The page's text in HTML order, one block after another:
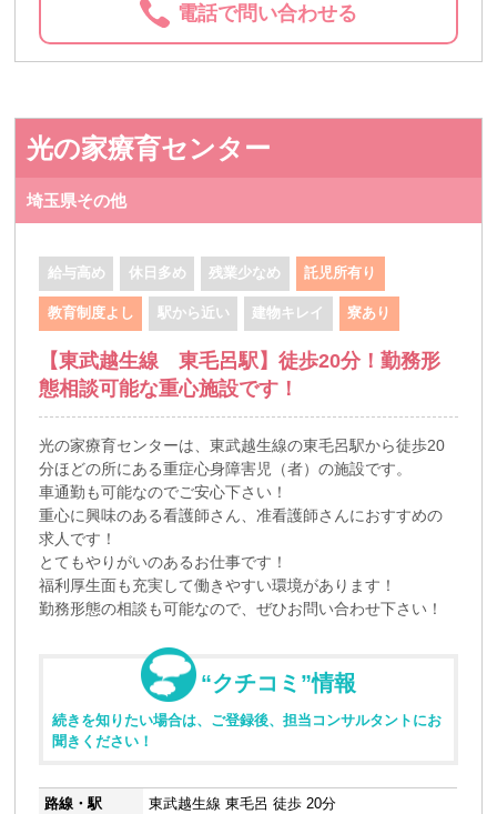
電話で問い合わせる
光の家療育センター
埼玉県その他
給与高め 休日多め 残業少なめ 託児所有り
教育制度よし 駅から近い 建物キレイ 寮あり
【東武越生線 東毛呂駅】徒歩20分！勤務形
態相談可能な重心施設です！
光の家療育センターは、東武越生線の東毛呂駅から徒歩20
分ほどの所にある重症心身障害児（者）の施設です。
車通勤も可能なのでご安心下さい！
重心に興味のある看護師さん、准看護師さんにおすすめの
求人です！
とてもやりがいのあるお仕事です！
福利厚生面も充実して働きやすい環境があります！
勤務形態の相談も可能なので、ぜひお問い合わせ下さい！
“クチコミ”情報
続きを知りたい場合は、ご登録後、担当コンサルタントにお
聞きください！
路線・駅 東武越生線 東毛呂 徒歩 20分